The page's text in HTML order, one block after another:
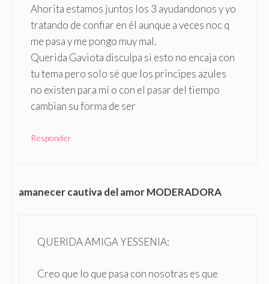
Ahorita estamos juntos los 3 ayudandonos y yo
tratando de confiar en él aunque a veces noc q
me pasa y me pongo muy mal.
Querida Gaviota disculpa si esto no encaja con
tu tema pero solo sé que los principes azules
no existen para mí o con el pasar del tiempo
cambian su forma de ser
Responder
amanecer cautiva del amor MODERADORA
QUERIDA AMIGA YESSENIA:
Creo que lo que pasa con nosotras es que